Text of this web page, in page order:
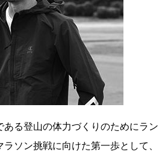
る登山の体力づくりのためにラン
ソン挑戦に向けた第一歩として、